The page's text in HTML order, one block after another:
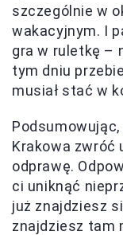
szczególnie w
wakacyjnym. I
gra w ruletkę –
tym dniu
musiał stać w
Krakowa zwróć
odprawę.
ci uniknąć
już znajdziesz
znajdziesz tam